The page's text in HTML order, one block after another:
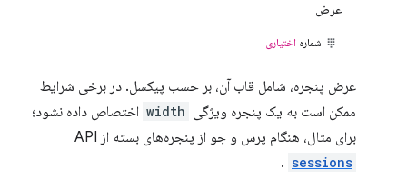
عرض
شماره اختیاری
عرض پنجره، شامل قاب آن، بر حسب پیکسل. در برخی شرایط
ممکن است به یک پنجره ویژگی width اختصاص داده نشود؛
برای مثال، هنگام پرس و جو از پنجره‌های بسته از API
sessions
.